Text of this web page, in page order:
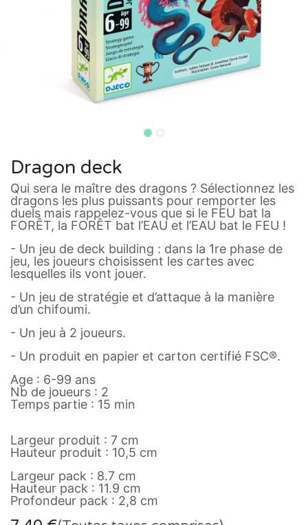
Dragon deck
Qui sera le maître des dragons ? Sélectionnez les
dragons les plus puissants pour remporter les
duels mais rappelez-vous que si le FEU bat la
FORÊT, la FORÊT bat l’EAU et l’EAU bat le FEU !
- Un jeu de deck building : dans la 1re phase de
jeu, les joueurs choisissent les cartes avec
lesquelles ils vont jouer.
- Un jeu de stratégie et d’attaque à la manière
d’un chifoumi.
- Un jeu à 2 joueurs.
- Un produit en papier et carton certifié FSC®.
Age : 6-99 ans
Nb de joueurs : 2
Temps partie : 15 min
Largeur produit : 7 cm
Hauteur produit : 10,5 cm
Largeur pack : 8.7 cm
Hauteur pack : 11.9 cm
Profondeur pack : 2,8 cm